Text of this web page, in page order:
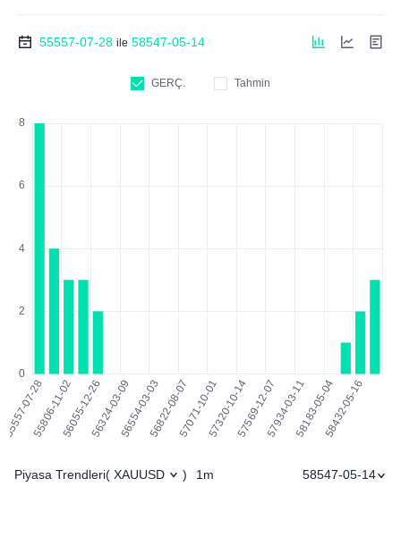
55557-07-28 ile 58547-05-14
GERÇ. Tahmin
Piyasa Trendleri( XAUUSD ) 1m 58547-05-14